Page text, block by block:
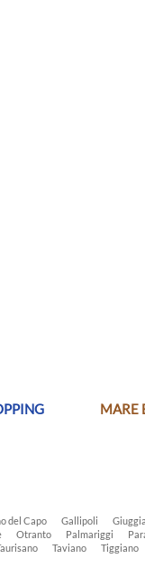
MARE
del Capo Gallipoli
Otranto Palmariggi
Taviano Tiggiano